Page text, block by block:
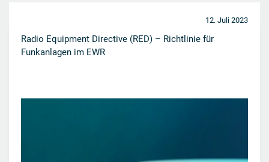
12. Juli 2023
Radio Equipment Directive (RED) – Richtlinie für
Funkanlagen im EWR